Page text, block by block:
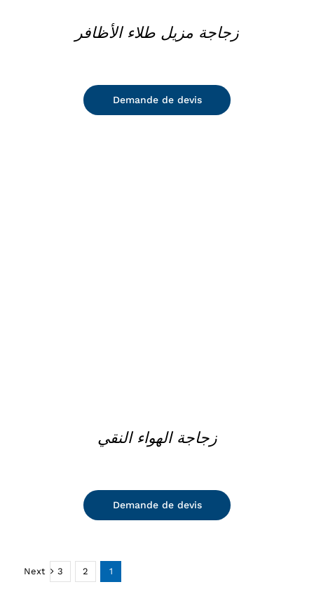
زجاجة مزيل طلاء الأظافر
Demande de devis
زجاجة الهواء النقي
Demande de devis
1
2
3
Next